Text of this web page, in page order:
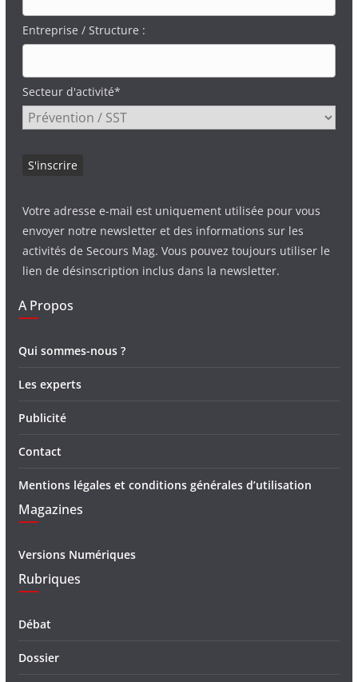
Entreprise / Structure :
Secteur d'activité*
Votre adresse e-mail est uniquement utilisée pour vous
envoyer notre newsletter et des informations sur les
activités de Secours Mag. Vous pouvez toujours utiliser le
lien de désinscription inclus dans la newsletter.
A Propos
Qui sommes-nous ?
Les experts
Publicité
Contact
Mentions légales et conditions générales d’utilisation
Magazines
Versions Numériques
Rubriques
Débat
Dossier